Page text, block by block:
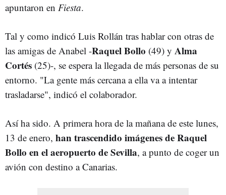
apuntaron en Fiesta.
Tal y como indicó Luis Rollán tras hablar con otras de
las amigas de Anabel -Raquel Bollo (49) y Alma
Cortés (25)-, se espera la llegada de más personas de su
entorno. "La gente más cercana a ella va a intentar
trasladarse", indicó el colaborador.
Así ha sido. A primera hora de la mañana de este lunes,
13 de enero, han trascendido imágenes de Raquel
Bollo en el aeropuerto de Sevilla, a punto de coger un
avión con destino a Canarias.